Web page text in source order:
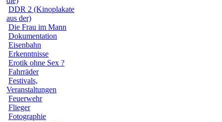
DDR 2 (Kinoplakate
aus der)
Die Frau im Mann
Dokumentation
Eisenbahn
Erkenntnisse
Erotik ohne Sex ?
Fahrräder
Festivals,
Veranstaltungen
Feuerwehr
Flieger
Fotographie